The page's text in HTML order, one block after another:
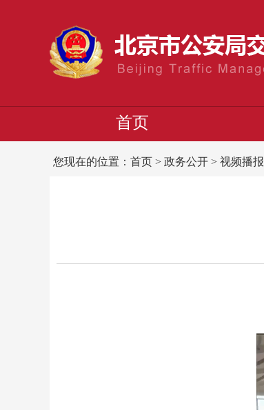
首页
您现在的位置： 首页 > 政务公开 > 视频播报